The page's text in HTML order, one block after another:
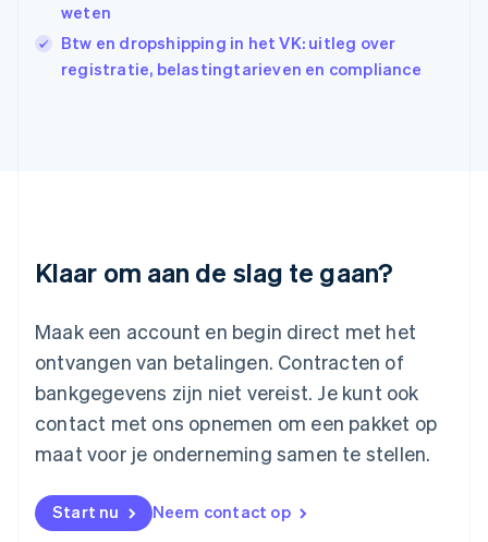
weten
Btw en dropshipping in het VK: uitleg over
registratie, belastingtarieven en compliance
Klaar om aan de slag te gaan?
Maak een account en begin direct met het
ontvangen van betalingen. Contracten of
bankgegevens zijn niet vereist. Je kunt ook
contact met ons opnemen om een pakket op
maat voor je onderneming samen te stellen.
Start nu Neem contact op
India
English
Italië
Litouwen
Luxemburg
Maleisië
English简体中文
Malta
English
Mexico
Nederland
NederlandsEnglish